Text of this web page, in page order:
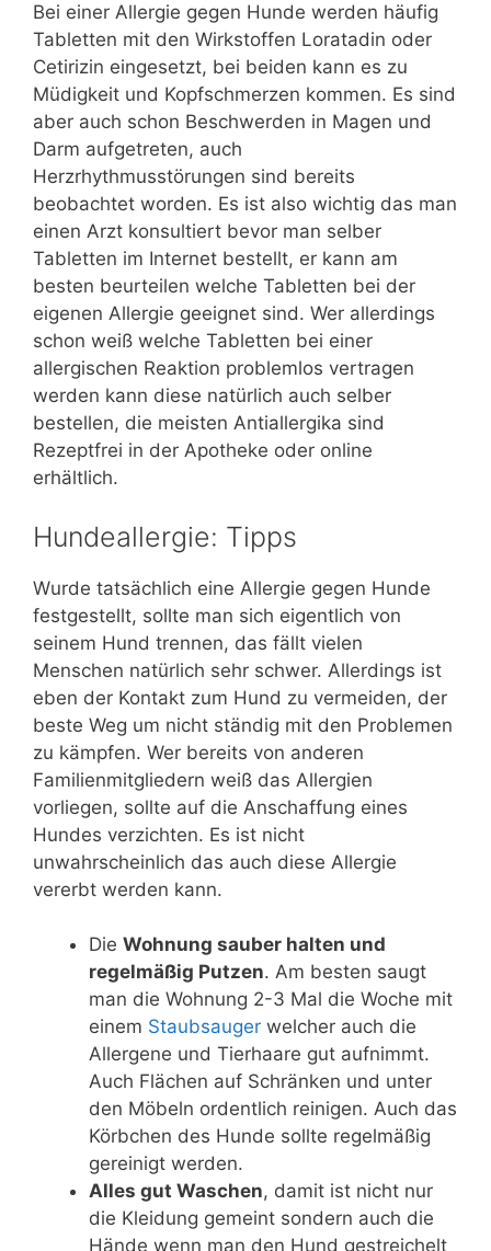
Bei einer Allergie gegen Hunde werden häufig
Tabletten mit den Wirkstoffen Loratadin oder
Cetirizin eingesetzt, bei beiden kann es zu
Müdigkeit und Kopfschmerzen kommen. Es sind
aber auch schon Beschwerden in Magen und
Darm aufgetreten, auch
Herzrhythmusstörungen sind bereits
beobachtet worden. Es ist also wichtig das man
einen Arzt konsultiert bevor man selber
Tabletten im Internet bestellt, er kann am
besten beurteilen welche Tabletten bei der
eigenen Allergie geeignet sind. Wer allerdings
schon weiß welche Tabletten bei einer
allergischen Reaktion problemlos vertragen
werden kann diese natürlich auch selber
bestellen, die meisten Antiallergika sind
Rezeptfrei in der Apotheke oder online
erhältlich.
Hundeallergie: Tipps
Wurde tatsächlich eine Allergie gegen Hunde
festgestellt, sollte man sich eigentlich von
seinem Hund trennen, das fällt vielen
Menschen natürlich sehr schwer. Allerdings ist
eben der Kontakt zum Hund zu vermeiden, der
beste Weg um nicht ständig mit den Problemen
zu kämpfen. Wer bereits von anderen
Familienmitgliedern weiß das Allergien
vorliegen, sollte auf die Anschaffung eines
Hundes verzichten. Es ist nicht
unwahrscheinlich das auch diese Allergie
vererbt werden kann.
Die Wohnung sauber halten und
regelmäßig Putzen. Am besten saugt
man die Wohnung 2-3 Mal die Woche mit
einem Staubsauger welcher auch die
Allergene und Tierhaare gut aufnimmt.
Auch Flächen auf Schränken und unter
den Möbeln ordentlich reinigen. Auch das
Körbchen des Hunde sollte regelmäßig
gereinigt werden.
Alles gut Waschen, damit ist nicht nur
die Kleidung gemeint sondern auch die
Hände wenn man den Hund gestreichelt